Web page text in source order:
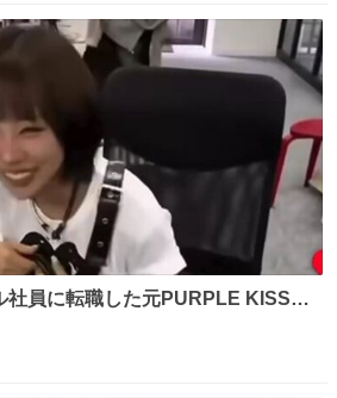
っていること自体
社員に転職した元PURPLE KISSの
にして自社の取り扱い商品を一生
に…………